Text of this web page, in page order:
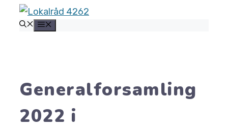
Hop
Generalforsamling
2022 i